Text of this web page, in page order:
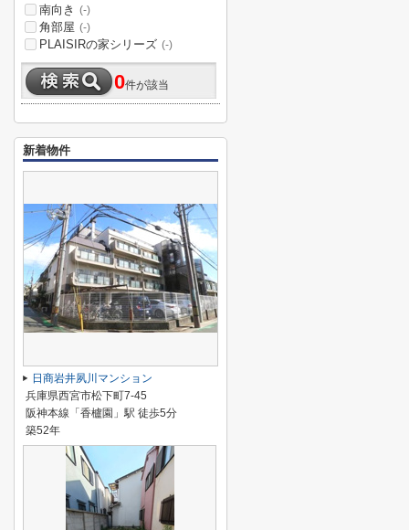
南向き (-)
角部屋 (-)
PLAISIRの家シリーズ (-)
0件が該当
新着物件
日商岩井夙川マンション
兵庫県西宮市松下町7-45
阪神本線「香櫨園」駅 徒歩5分
築52年